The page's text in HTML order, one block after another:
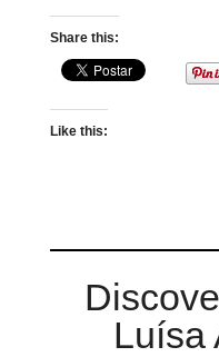
Share this:
Like this:
Luísa